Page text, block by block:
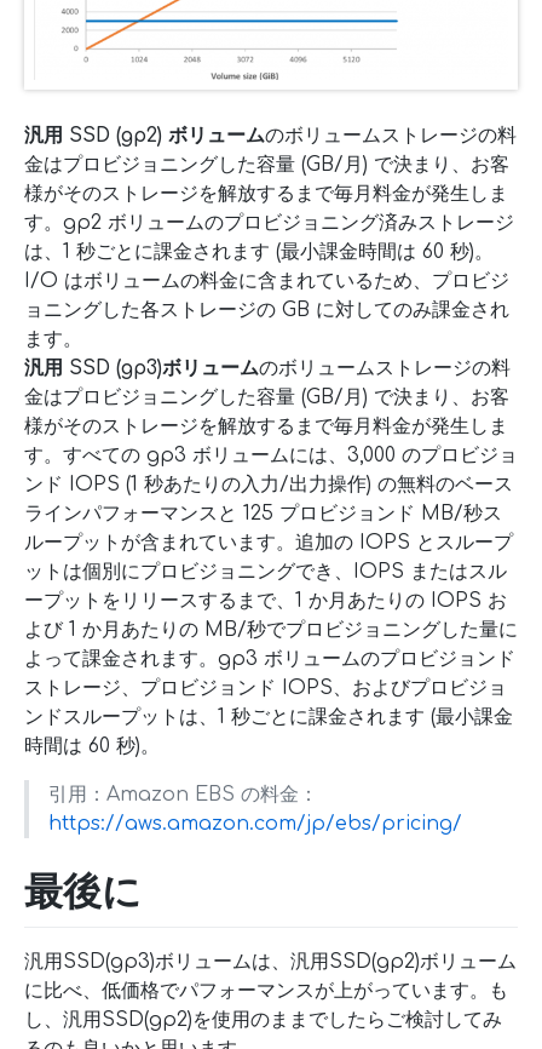
汎用 SSD (gp2) ボリュームのボリュームストレージの料
金はプロビジョニングした容量 (GB/月) で決まり、お客
様がそのストレージを解放するまで毎月料金が発生しま
す。gp2 ボリュームのプロビジョニング済みストレージ
は、1 秒ごとに課金されます (最小課金時間は 60 秒)。
I/O はボリュームの料金に含まれているため、プロビジ
ョニングした各ストレージの GB に対してのみ課金され
ます。
汎用 SSD (gp3)ボリュームのボリュームストレージの料
金はプロビジョニングした容量 (GB/月) で決まり、お客
様がそのストレージを解放するまで毎月料金が発生しま
す。すべての gp3 ボリュームには、3,000 のプロビジョ
ンド IOPS (1 秒あたりの入力/出力操作) の無料のベース
ラインパフォーマンスと 125 プロビジョンド MB/秒ス
ループットが含まれています。追加の IOPS とスループ
ットは個別にプロビジョニングでき、IOPS またはスル
ープットをリリースするまで、1 か月あたりの IOPS お
よび 1 か月あたりの MB/秒でプロビジョニングした量に
よって課金されます。gp3 ボリュームのプロビジョンド
ストレージ、プロビジョンド IOPS、およびプロビジョ
ンドスループットは、1 秒ごとに課金されます (最小課金
時間は 60 秒)。
引用：Amazon EBS の料金：
https://aws.amazon.com/jp/ebs/pricing/
最後に
汎用SSD(gp3)ボリュームは、汎用SSD(gp2)ボリューム
に比べ、低価格でパフォーマンスが上がっています。も
し、汎用SSD(gp2)を使用のままでしたらご検討してみ